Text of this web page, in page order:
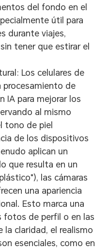
del fondo en el
útil para
durante viajes,
tener que estirar el
Los celulares de
procesamiento de
IA para mejorar los
al mismo
tono de piel
de los dispositivos
aplican un
que resulta en un
las cámaras
una apariencia
Esto marca una
fotos de perfil o en las
la claridad, el realismo
esenciales, como en